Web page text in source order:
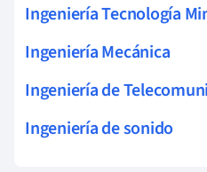
Ingeniería Tecnología
Ingeniería Mecánica
Ingeniería de
Ingeniería de sonido